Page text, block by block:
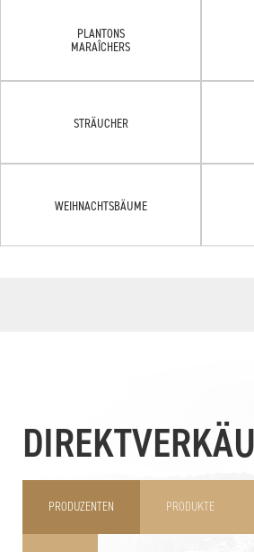
PLANTONS
MARAÎCHERS
STRÄUCHER
WEIHNACHTSBÄUME
PRODUZENTEN PRODUKTE